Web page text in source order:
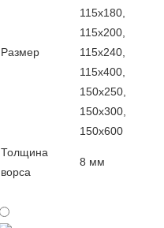
Размер
115х180,
115х200,
115х240,
115х400,
150х250,
150х300,
150х600
Толщина
ворса
8 мм